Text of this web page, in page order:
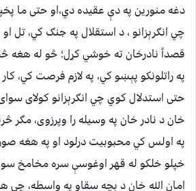
دغه منورین په دې عقیده دي،او حتی ما
چي انګرېزانو ، د استقلال په جنګ کي، تل
قصداً نادرخان ته خوشي کړل؛ څو له هغه
په راتلونکو پېښو کي، په لازم فرصت کي،
حتی استدلال کوي چي انګرېزانو کولای
خان د نادر خان په وسیله را وپرزوی، مګر
په اولس کي محبوبیت درلود او په هغه
خپلو خلکو له قهر اوغوسې سره مخامخ
امان الله خان د بچه سقاو په واسطه،